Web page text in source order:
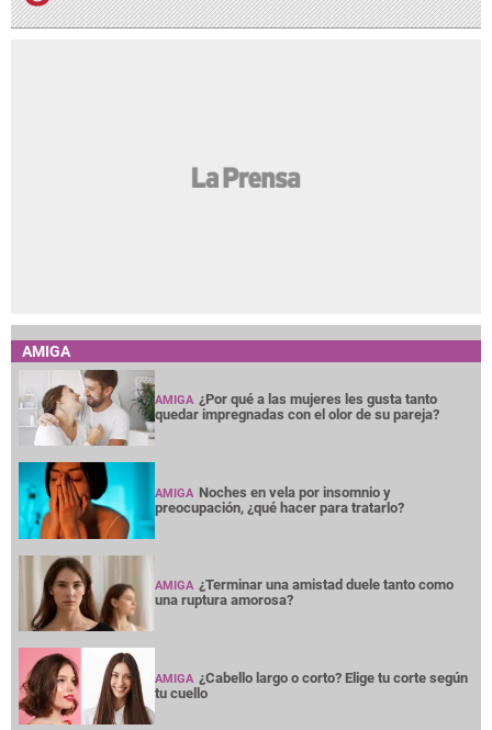
AMIGA
AMIGA ¿Por qué a las mujeres les gusta tanto
quedar impregnadas con el olor de su pareja?
AMIGA Noches en vela por insomnio y
preocupación, ¿qué hacer para tratarlo?
AMIGA ¿Terminar una amistad duele tanto como
una ruptura amorosa?
AMIGA ¿Cabello largo o corto? Elige tu corte según
tu cuello